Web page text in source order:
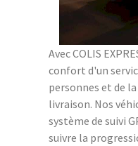
Avec COLIS
confort d'un
personnes et de
livraison. Nos
système de suivi
suivre la